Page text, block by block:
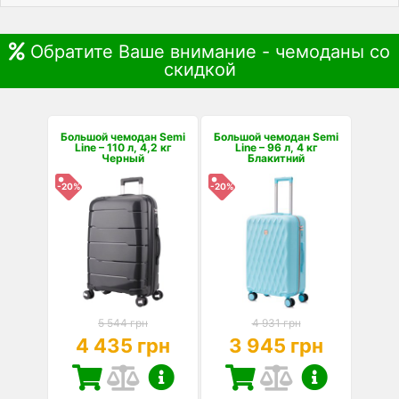
Обратите Ваше внимание - чемоданы со
скидкой
Большой чемодан Semi
Line – 110 л, 4,2 кг
Черный
-20%
5 544 грн
4 435 грн
Большой чемодан Semi
Line – 96 л, 4 кг
Блакитний
-20%
4 931 грн
3 945 грн